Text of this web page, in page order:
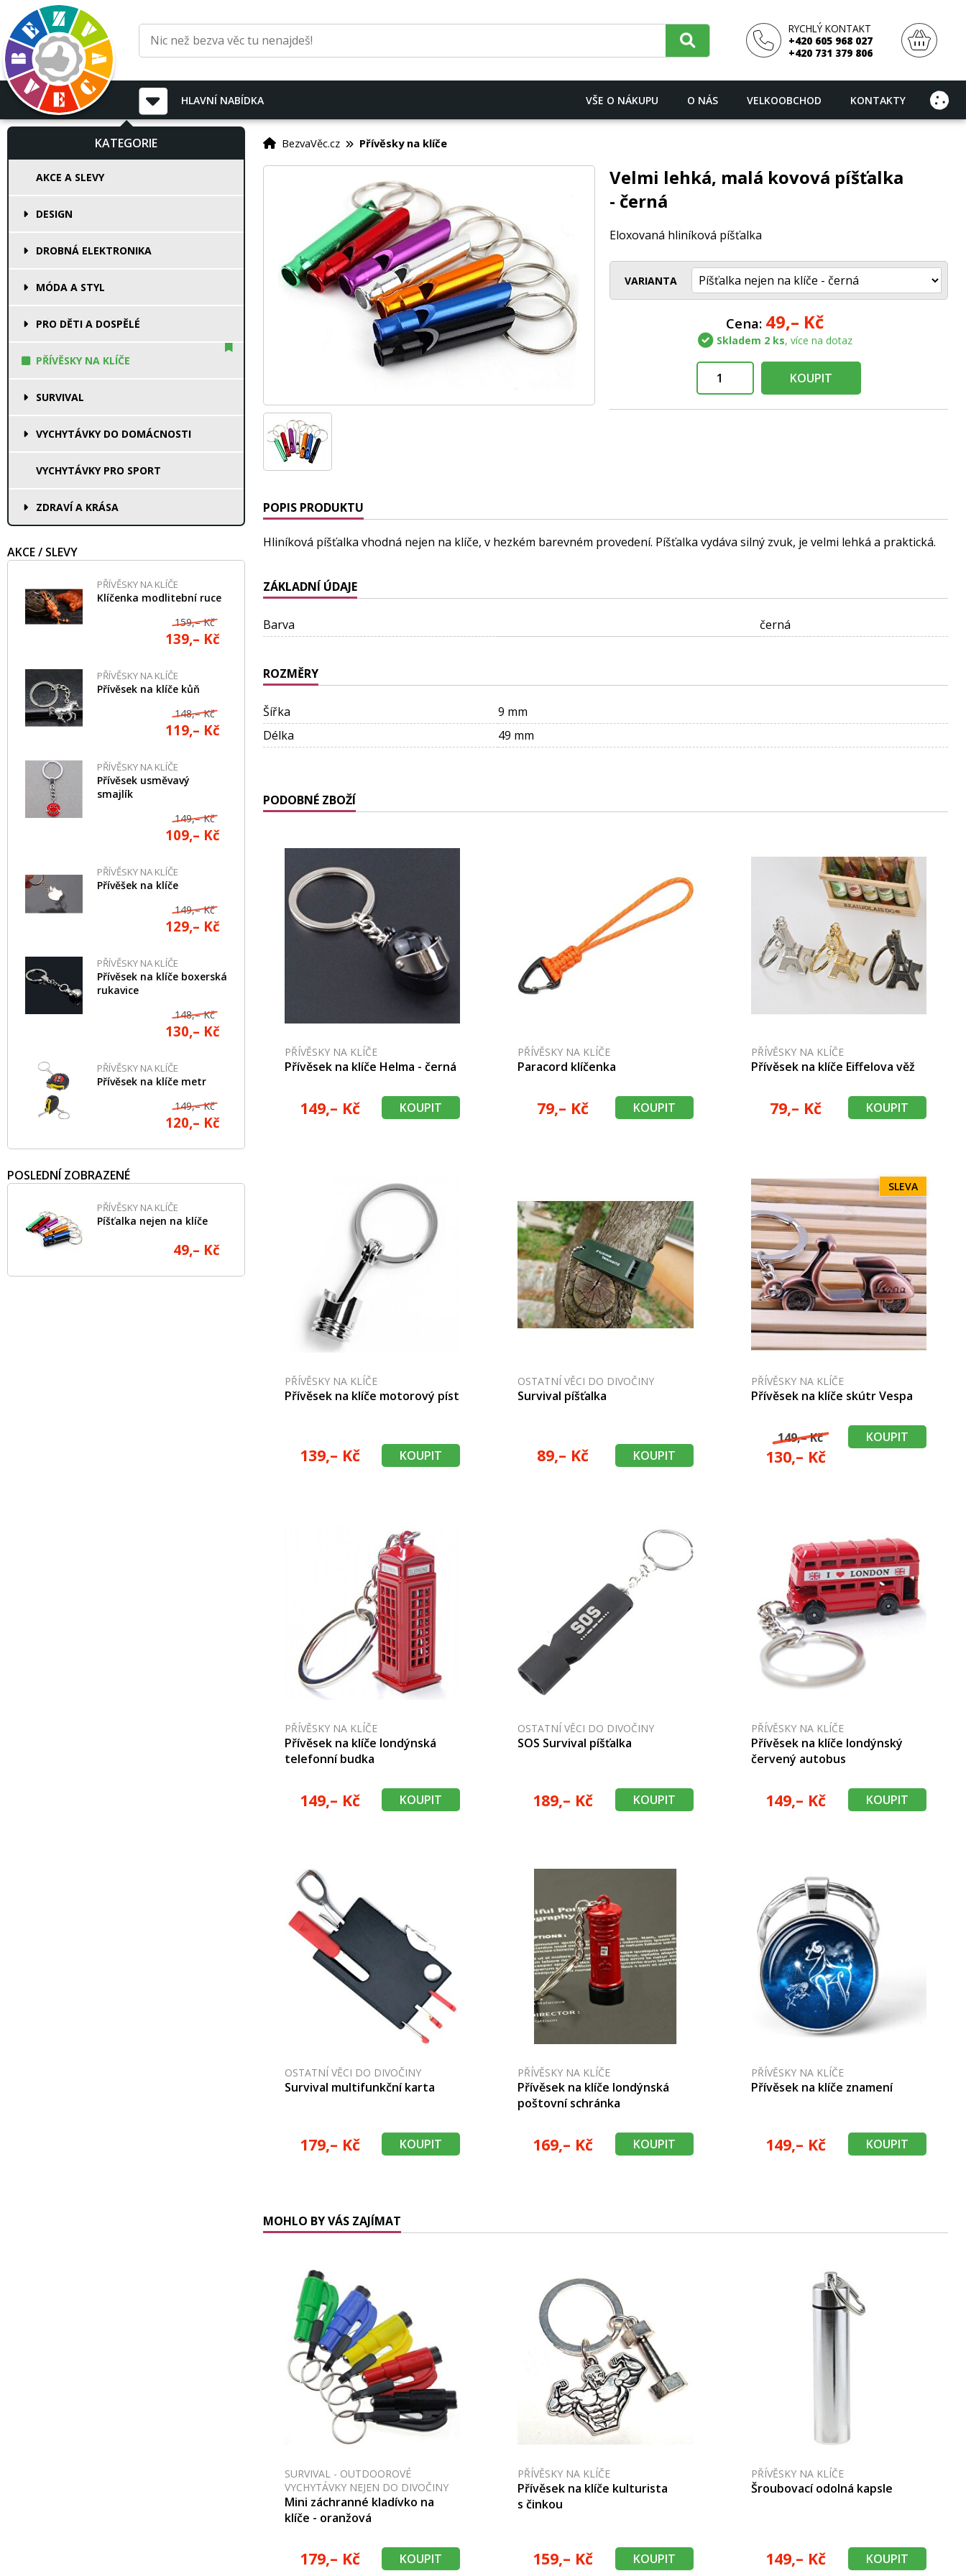
RYCHLÝ KONTAKT
+420 605 968 027
+420 731 379 806
HLAVNÍ NABÍDKA VŠE O NÁKUPU O NÁS VELKOOBCHOD KONTAKTY
KATEGORIE
AKCE A SLEVY
DESIGN
DROBNÁ ELEKTRONIKA
MÓDA A STYL
PRO DĚTI A DOSPĚLÉ
PŘÍVĚSKY NA KLÍČE
SURVIVAL
VYCHYTÁVKY DO DOMÁCNOSTI
VYCHYTÁVKY PRO SPORT
ZDRAVÍ A KRÁSA
AKCE / SLEVY
PŘÍVĚSKY NA KLÍČE
Klíčenka modlitební ruce
159,– Kč
139,– Kč
PŘÍVĚSKY NA KLÍČE
Přívěsek na klíče kůň
148,– Kč
119,– Kč
PŘÍVĚSKY NA KLÍČE
Přívěsek usměvavý
smajlík
149,– Kč
109,– Kč
PŘÍVĚSKY NA KLÍČE
Přívěšek na klíče
149,– Kč
129,– Kč
PŘÍVĚSKY NA KLÍČE
Přívěsek na klíče boxerská
rukavice
148,– Kč
130,– Kč
PŘÍVĚSKY NA KLÍČE
Přívěsek na klíče metr
149,– Kč
120,– Kč
POSLEDNÍ ZOBRAZENÉ
PŘÍVĚSKY NA KLÍČE
Píšťalka nejen na klíče
49,– Kč
BezvaVěc.cz Přívěsky na klíče
Velmi lehká, malá kovová píšťalka
- černá
Eloxovaná hliníková píšťalka
VARIANTA
Cena: 49,– Kč
Skladem 2 ks, více na dotaz
KOUPIT
POPIS PRODUKTU
Hliníková píšťalka vhodná nejen na klíče, v hezkém barevném provedení. Píšťalka vydáva silný zvuk, je velmi lehká a praktická.
ZÁKLADNÍ ÚDAJE
Barva černá
ROZMĚRY
Šířka
9 mm
Délka
49 mm
PODOBNÉ ZBOŽÍ
PŘÍVĚSKY NA KLÍČE
Přívěsek na klíče Helma - černá
149,– Kč KOUPIT
PŘÍVĚSKY NA KLÍČE
Paracord klíčenka
79,– Kč KOUPIT
PŘÍVĚSKY NA KLÍČE
Přívěsek na klíče Eiffelova věž
79,– Kč KOUPIT
PŘÍVĚSKY NA KLÍČE
Přívěsek na klíče motorový píst
139,– Kč KOUPIT
OSTATNÍ VĚCI DO DIVOČINY
Survival píšťalka
89,– Kč KOUPIT
SLEVA
PŘÍVĚSKY NA KLÍČE
Přívěsek na klíče skútr Vespa
149,– Kč
130,– Kč
KOUPIT
PŘÍVĚSKY NA KLÍČE
Přívěsek na klíče londýnská
telefonní budka
149,– Kč KOUPIT
OSTATNÍ VĚCI DO DIVOČINY
SOS Survival píšťalka
189,– Kč KOUPIT
PŘÍVĚSKY NA KLÍČE
Přívěsek na klíče londýnský
červený autobus
149,– Kč KOUPIT
OSTATNÍ VĚCI DO DIVOČINY
Survival multifunkční karta
179,– Kč KOUPIT
PŘÍVĚSKY NA KLÍČE
Přívěsek na klíče londýnská
poštovní schránka
169,– Kč KOUPIT
PŘÍVĚSKY NA KLÍČE
Přívěsek na klíče znamení
149,– Kč KOUPIT
MOHLO BY VÁS ZAJÍMAT
SURVIVAL - OUTDOOROVÉ
VYCHYTÁVKY NEJEN DO DIVOČINY
Mini záchranné kladívko na
klíče - oranžová
179,– Kč KOUPIT
PŘÍVĚSKY NA KLÍČE
Přívěsek na klíče kulturista
s činkou
159,– Kč KOUPIT
PŘÍVĚSKY NA KLÍČE
Šroubovací odolná kapsle
149,– Kč KOUPIT